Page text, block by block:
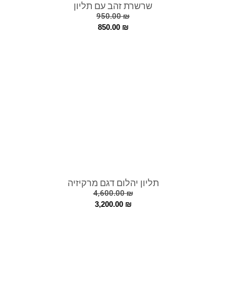
שרשרת זהב עם תליון
950.00₪
850.00 ₪
תליון יהלום דגם מרקיזיה
4,600.00₪
3,200.00 ₪